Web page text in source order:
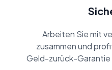
Arbeiten Sie mit
zusammen und
Geld-zurück-Garantie